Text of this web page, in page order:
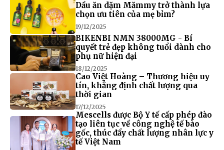
Dầu ăn dặm Mămmy trở thành lựa
chọn ưu tiên của mẹ bỉm?
19/12/2025
BIKENBI NMN 38000MG - Bí
quyết trẻ đẹp không tuổi dành cho
phụ nữ hiện đại
18/12/2025
Cao Việt Hoàng – Thương hiệu uy
tín, khẳng định chất lượng qua
thời gian
17/12/2025
Mescells được Bộ Y tế cấp phép đào
tạo liên tục về công nghệ tế bào
gốc, thúc đẩy chất lượng nhân lực y
tế Việt Nam